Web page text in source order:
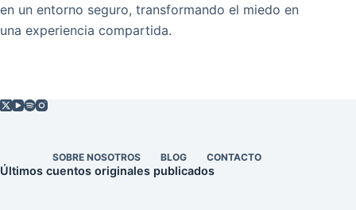
en un entorno seguro, transformando el miedo en
una experiencia compartida.
SOBRE NOSOTROS BLOG CONTACTO
Últimos cuentos originales publicados